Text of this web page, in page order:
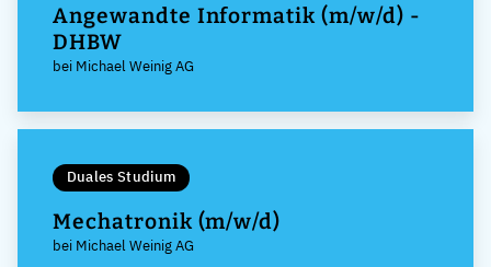
Angewandte Informatik (m/w/d) -
DHBW
bei Michael Weinig AG
Duales Studium
Mechatronik (m/w/d)
bei Michael Weinig AG